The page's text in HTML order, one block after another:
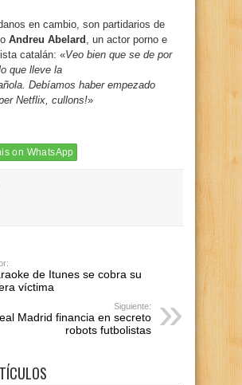
en cambio, son partidarios de
Andreu Abelard , un actor porno e
catalán: «Veo bien que se de por
que lleve la
Debíamos haber empezado
Netflix, cullons!»
on WhatsApp
de Itunes se cobra su
víctima
Siguiente:
Madrid financia en secreto
robots futbolistas